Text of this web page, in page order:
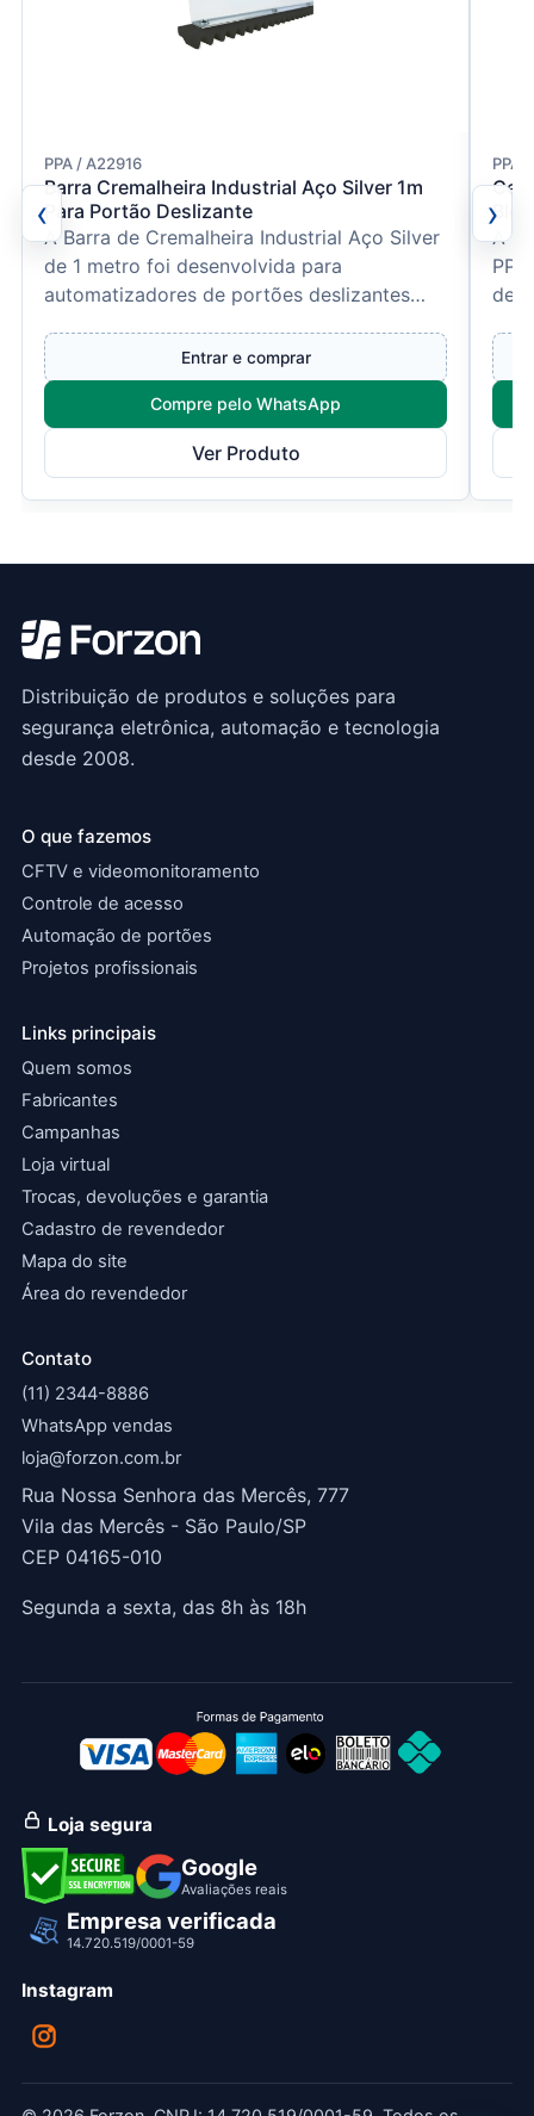
‹
PPA / A22916
Barra Cremalheira Industrial Aço Silver 1m
Para Portão Deslizante
A Barra de Cremalheira Industrial Aço Silver
de 1 metro foi desenvolvida para
automatizadores de portões deslizantes
Entrar e comprar
Compre pelo WhatsApp
Ver Produto
PPA
A
›
Distribuição de produtos e soluções para
segurança eletrônica, automação e tecnologia
desde 2008.
O que fazemos
CFTV e videomonitoramento
Controle de acesso
Automação de portões
Projetos profissionais
Links principais
Quem somos
Fabricantes
Campanhas
Loja virtual
Trocas, devoluções e garantia
Cadastro de revendedor
Mapa do site
Área do revendedor
Contato
(11) 2344-8886
WhatsApp vendas
loja@forzon.com.br
Rua Nossa Senhora das Mercês, 777
Vila das Mercês - São Paulo/SP
CEP 04165-010
Segunda a sexta, das 8h às 18h
Loja segura
Google
Avaliações reais
Empresa verificada
14.720.519/0001-59
Instagram